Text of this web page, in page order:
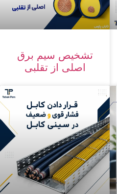
تشخیص سیم برق
اصلی از تقلبی